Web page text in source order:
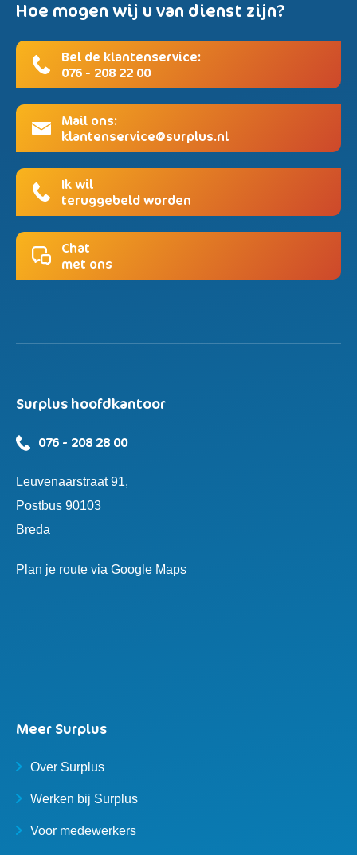
Hoe mogen wij u van dienst zijn?
Bel de klantenservice:
076 - 208 22 00
Mail ons:
klantenservice@surplus.nl
Ik wil
teruggebeld worden
Chat
met ons
Surplus hoofdkantoor
076 - 208 28 00
Leuvenaarstraat 91,
Postbus 90103
Breda
Plan je route via Google Maps
Meer Surplus
Over Surplus
Werken bij Surplus
Voor medewerkers